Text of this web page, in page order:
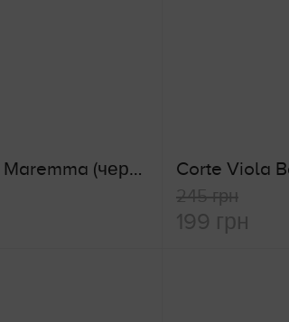
"Cervato" Rosso Maremma (червоне сухе вино)
245 грн
199 грн